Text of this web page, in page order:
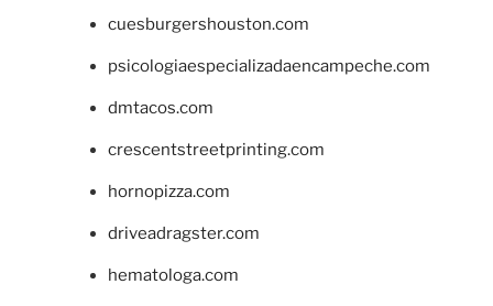
cuesburgershouston.com
psicologiaespecializadaencampeche.com
dmtacos.com
crescentstreetprinting.com
hornopizza.com
driveadragster.com
hematologa.com